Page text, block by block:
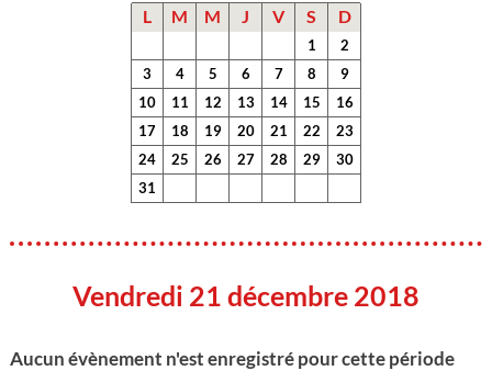
L M M J V S D
1
2
3
4 5 6 7 8
9
10
11 12 13 14 15
16
17
18 19 20 21 22
23
24
25 26 27 28 29
30
31
Vendredi 21 décembre 2018
Aucun évènement n'est enregistré pour cette période